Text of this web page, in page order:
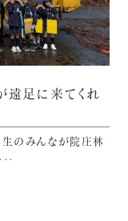
足に来てくれ
のみんなが院庄林